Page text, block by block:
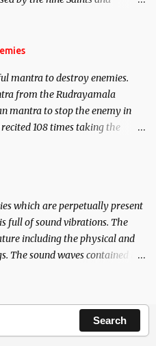
life.
mantra to destroy enemies.
from the Rudrayamala
mantra to stop the enemy in
108 times taking the
which are perpetually present
full of sound vibrations. The
including the physical and
The sound waves contained in
Search